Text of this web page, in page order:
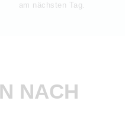
am nächsten Tag.
NACH